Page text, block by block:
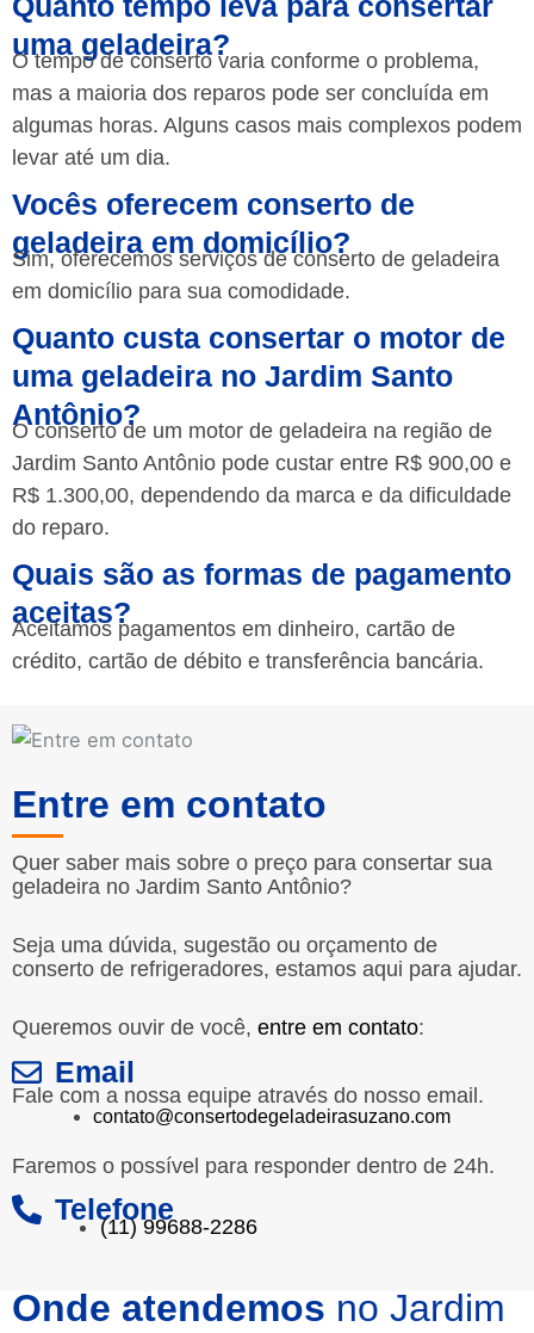
uma geladeira?
O tempo de conserto varia conforme o problema,
mas a maioria dos reparos pode ser concluída em
algumas horas. Alguns casos mais complexos podem
levar até um dia.
Vocês oferecem conserto de
geladeira em domicílio?
Sim, oferecemos serviços de conserto de geladeira
em domicílio para sua comodidade.
Quanto custa consertar o motor de
uma geladeira no Jardim Santo
Antônio?
O conserto de um motor de geladeira na região de
Jardim Santo Antônio pode custar entre R$ 900,00 e
R$ 1.300,00, dependendo da marca e da dificuldade
do reparo.
Quais são as formas de pagamento
aceitas?
Aceitamos pagamentos em dinheiro, cartão de
crédito, cartão de débito e transferência bancária.
Entre em contato
Quer saber mais sobre o preço para consertar sua
geladeira no Jardim Santo Antônio?
Seja uma dúvida, sugestão ou orçamento de
conserto de refrigeradores, estamos aqui para ajudar.
Queremos ouvir de você, entre em contato:
Email
Fale com a nossa equipe através do nosso email.
contato@consertodegeladeirasuzano.com
Faremos o possível para responder dentro de 24h.
Telefone
(11) 99688-2286
Onde atendemos no Jardim